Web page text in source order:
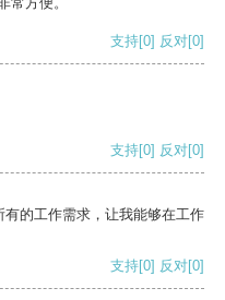
支持[0] 反对[0]
支持[0] 反对[0]
的工作需求，让我能够在工作
支持[0] 反对[0]